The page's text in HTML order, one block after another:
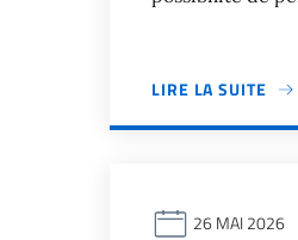
LIRE LA SUITE
26 MAI 2026